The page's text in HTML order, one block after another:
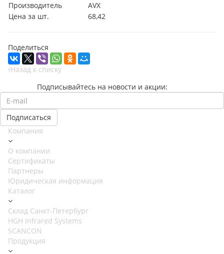
Производитель
AVX
Цена за шт.
68,42
Поделиться
Назад к списку
Подписывайтесь на новости и акции:
Компания
О компании
Сертификаты
Партнеры
Юридическая информация
Каталог
Cклад Санкт-Петербург
HGH Infrared Systems
SCANCON
Продукция